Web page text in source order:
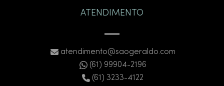
ATENDIMENTO
atendimento@saogeraldo.com
(61) 99904-2196
(61) 3233-4122